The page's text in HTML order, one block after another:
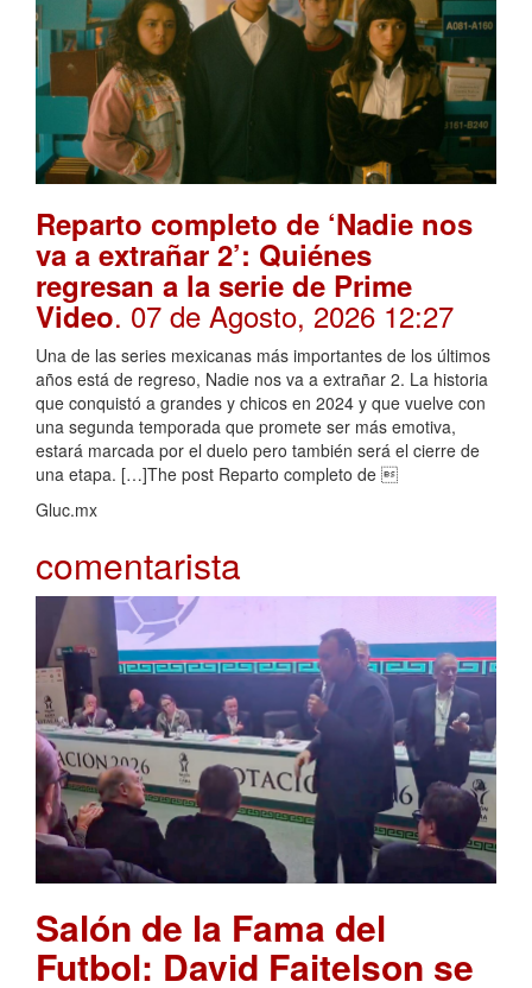
Reparto completo de ‘Nadie nos
va a extrañar 2’: Quiénes
regresan a la serie de Prime
Video. 07 de Agosto, 2026 12:27
Una de las series mexicanas más importantes de los últimos
años está de regreso, Nadie nos va a extrañar 2. La historia
que conquistó a grandes y chicos en 2024 y que vuelve con
una segunda temporada que promete ser más emotiva,
estará marcada por el duelo pero también será el cierre de
una etapa. […]The post Reparto completo de 
Gluc.mx
comentarista
Salón de la Fama del
Futbol: David Faitelson se